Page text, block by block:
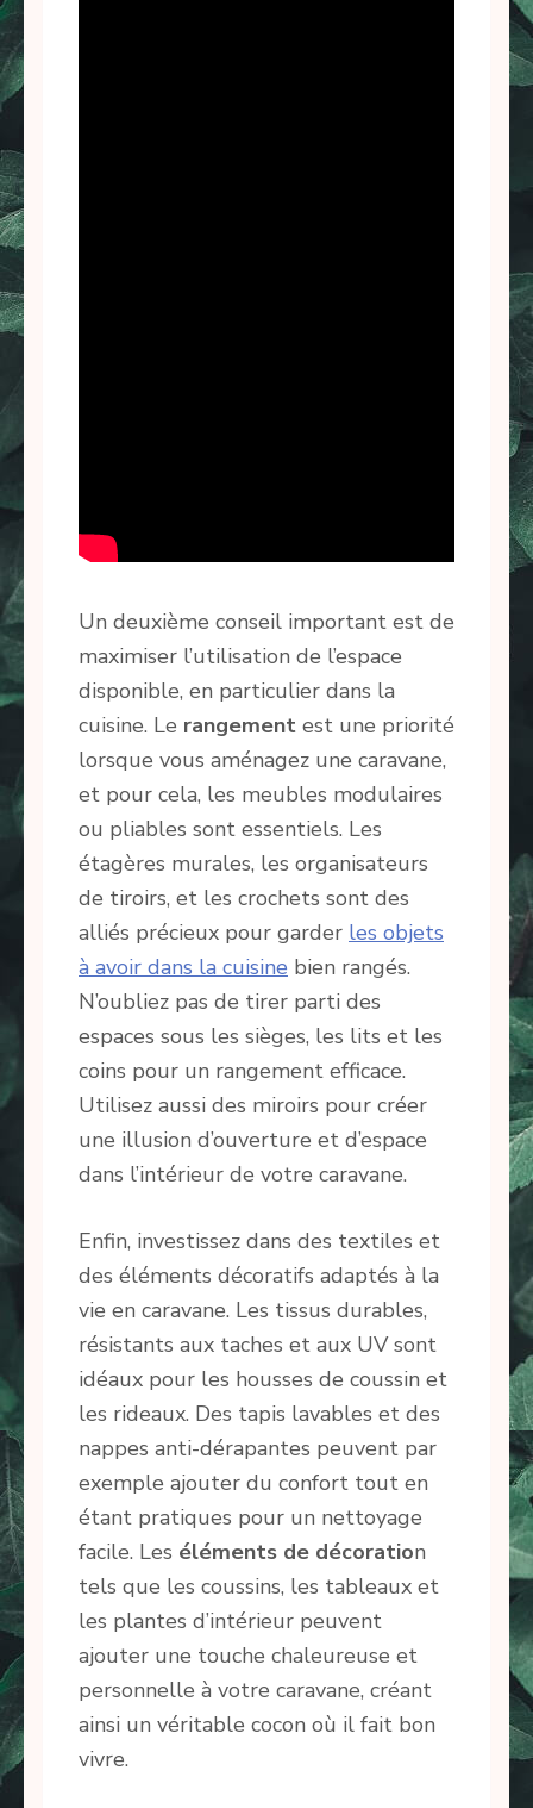
Un deuxième conseil important est de
maximiser l’utilisation de l’espace
disponible, en particulier dans la
cuisine. Le rangement est une priorité
lorsque vous aménagez une caravane,
et pour cela, les meubles modulaires
ou pliables sont essentiels. Les
étagères murales, les organisateurs
de tiroirs, et les crochets sont des
alliés précieux pour garder les objets
à avoir dans la cuisine bien rangés.
N’oubliez pas de tirer parti des
espaces sous les sièges, les lits et les
coins pour un rangement efficace.
Utilisez aussi des miroirs pour créer
une illusion d’ouverture et d’espace
dans l’intérieur de votre caravane.
Enfin, investissez dans des textiles et
des éléments décoratifs adaptés à la
vie en caravane. Les tissus durables,
résistants aux taches et aux UV sont
idéaux pour les housses de coussin et
les rideaux. Des tapis lavables et des
nappes anti-dérapantes peuvent par
exemple ajouter du confort tout en
étant pratiques pour un nettoyage
facile. Les éléments de décoration
tels que les coussins, les tableaux et
les plantes d’intérieur peuvent
ajouter une touche chaleureuse et
personnelle à votre caravane, créant
ainsi un véritable cocon où il fait bon
vivre.